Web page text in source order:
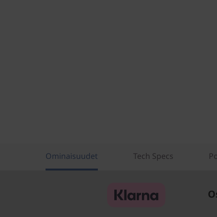
Ominaisuudet Tech Specs